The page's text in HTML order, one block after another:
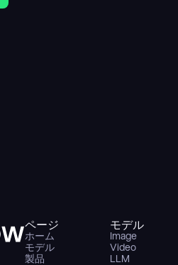
ページ
ホーム
モデル
製品
モデル
Image
Video
LLM